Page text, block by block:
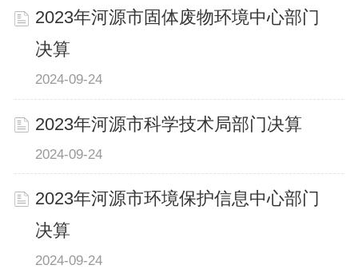
2023年河源市固体废物环境中心部门
决算
2024-09-24
2023年河源市科学技术局部门决算
2024-09-24
2023年河源市环境保护信息中心部门
决算
2024-09-24